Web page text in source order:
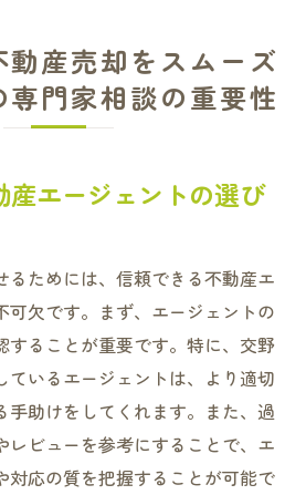
産売却をスムーズ
専門家相談の重要性
産エージェントの選び
るためには、信頼できる不動産エ
可欠です。まず、エージェントの
することが重要です。特に、交野
ているエージェントは、より適切
手助けをしてくれます。また、過
レビューを参考にすることで、エ
対応の質を把握することが可能で